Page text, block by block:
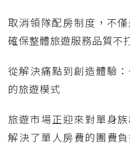
取消領隊配房制度，不
確保整體旅遊服務品質不
從解決痛點到創造體驗
的旅遊模式
旅遊市場正迎來對單身
解決了單人房費的團費負